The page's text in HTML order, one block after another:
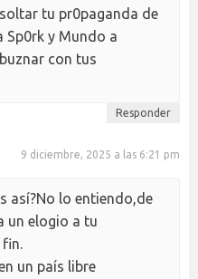
tu pr0paganda de
Sp0rk y Mundo a
con tus
Responder
9 diciembre, 2025 a las 6:21 pm
así?No lo entiendo,de
un elogio a tu
un país libre